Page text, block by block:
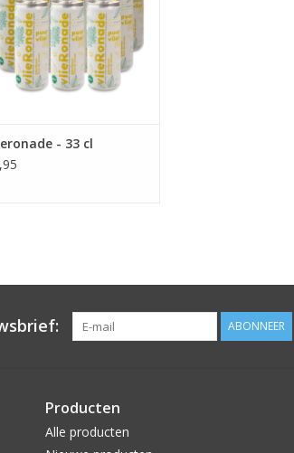
- 33 cl
ABONNEER
Producten
Alle producten